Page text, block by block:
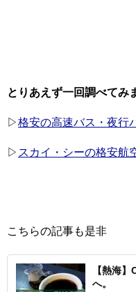
とりあえず一回調べてみ
▷格安の高速バス・夜行
▷ スカイ・シーの格安航
こちらの記事も是非
【熱海
へ。